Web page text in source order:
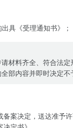
具《受理通知书》
材料齐全、符合法
部内容并即时决定
备案决定，送达准予